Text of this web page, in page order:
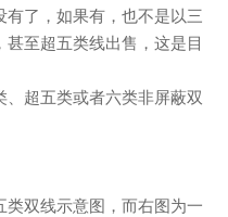
了，如果有，也不是以三
至超五类线出售，这是目
超五类或者六类非屏蔽双
双线示意图，而右图为一